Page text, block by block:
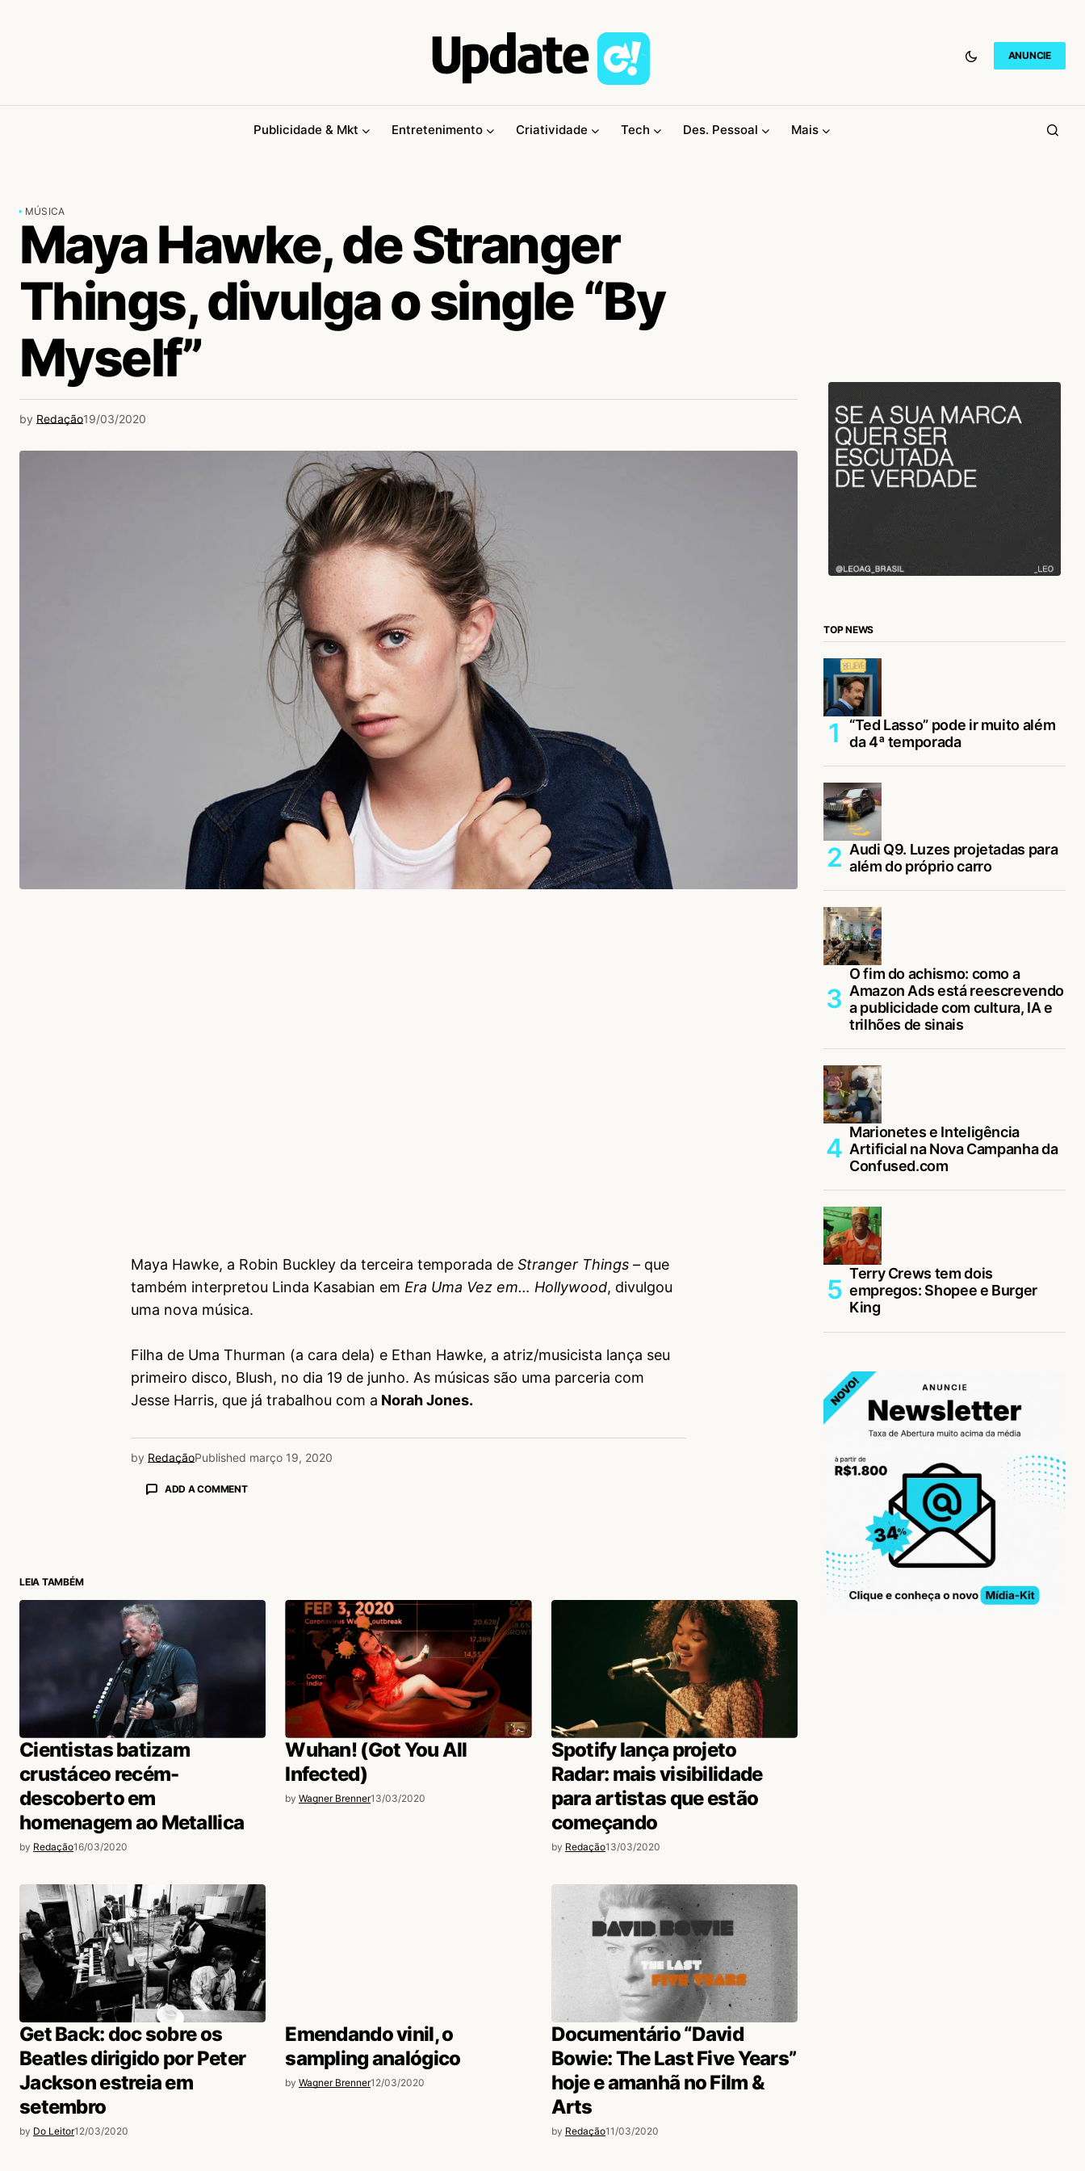
ANUNCIE
Publicidade & Mkt Entretenimento Criatividade Tech Des. Pessoal Mais
MÚSICA
Maya Hawke, de Stranger
Things, divulga o single “By
Myself”
by Redação19/03/2020
Maya Hawke, a Robin Buckley da terceira temporada de Stranger Things – que
também interpretou Linda Kasabian em Era Uma Vez em… Hollywood, divulgou
uma nova música.
Filha de Uma Thurman (a cara dela) e Ethan Hawke, a atriz/musicista lança seu
primeiro disco, Blush, no dia 19 de junho. As músicas são uma parceria com
Jesse Harris, que já trabalhou com a Norah Jones.
by RedaçãoPublished março 19, 2020
ADD A COMMENT
LEIA TAMBÉM
Cientistas batizam
crustáceo recém-
descoberto em
homenagem ao Metallica
by Redação16/03/2020
Wuhan! (Got You All
Infected)
by Wagner Brenner13/03/2020
Spotify lança projeto
Radar: mais visibilidade
para artistas que estão
começando
by Redação13/03/2020
Get Back: doc sobre os
Beatles dirigido por Peter
Jackson estreia em
setembro
by Do Leitor12/03/2020
Emendando vinil, o
sampling analógico
by Wagner Brenner12/03/2020
Documentário “David
Bowie: The Last Five Years”
hoje e amanhã no Film &
Arts
by Redação11/03/2020
TOP NEWS
“Ted Lasso” pode ir muito além
da 4ª temporada
Audi Q9. Luzes projetadas para
além do próprio carro
O fim do achismo: como a
Amazon Ads está reescrevendo
a publicidade com cultura, IA e
trilhões de sinais
Marionetes e Inteligência
Artificial na Nova Campanha da
Confused.com
Terry Crews tem dois
empregos: Shopee e Burger
King